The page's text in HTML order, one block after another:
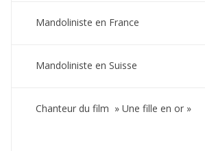
Mandoliniste en France
Mandoliniste en Suisse
Chanteur du film » Une fille en or »